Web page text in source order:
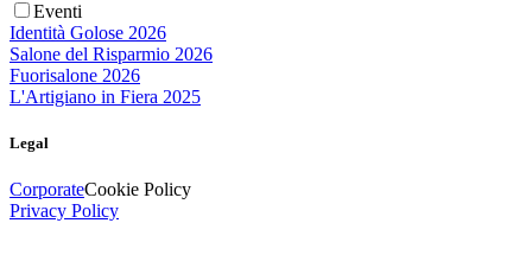
Eventi
Identità Golose 2026
Salone del Risparmio 2026
Fuorisalone 2026
L'Artigiano in Fiera 2025
Legal
CorporateCookie Policy
Privacy Policy